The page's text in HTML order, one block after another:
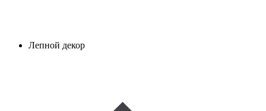
Лепной декор